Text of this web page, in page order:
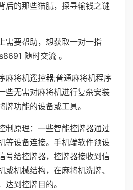
后的那些猫腻，探寻输钱之谜
需要帮助，想获取一对一指
随时交流 。
麻将机遥控器;普通麻将机程序
些无需对麻将机进行复杂安装
功能的设备或工具。
制原理：一些智能控牌器通过
等设备连接。手机端软件预设
号给控牌器，控牌器接收到信
或机械结构，在麻将机洗牌、
到控牌目的。